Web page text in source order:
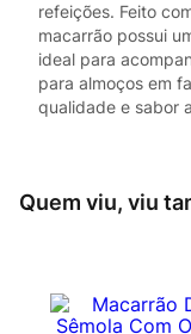
refeições. Feito
macarrão possui
ideal para
para almoços em
qualidade e sabor
Quem viu, viu